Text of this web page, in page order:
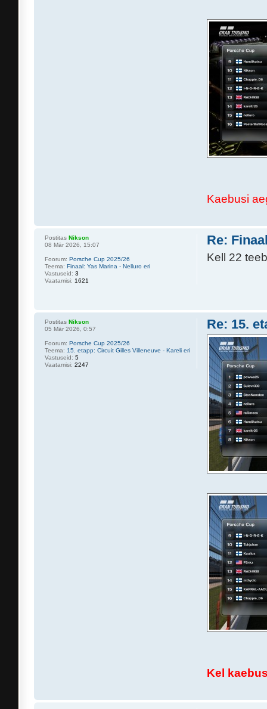
Kaebusi
Re:
Kell 22
Postitas Nikson
08 Mär 2026, 15:07
Foorum: Porsche Cup 2025/26
Teema: Finaal: Yas Marina - Nelluro eri
Vastuseid: 3
Vaatamisi: 1621
Re: 15.
Kel
Postitas Nikson
05 Mär 2026, 0:57
Foorum: Porsche Cup 2025/26
Teema: 15. etapp: Circuit Gilles Villeneuve - Kareli eri
Vastuseid: 5
Vaatamisi: 2247